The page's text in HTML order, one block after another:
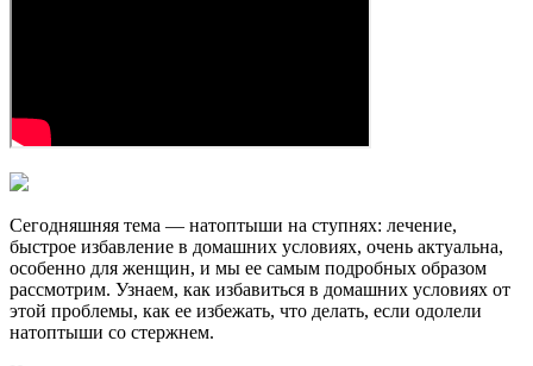
Сегодняшняя тема — натоптыши на ступнях: лечение,
быстрое избавление в домашних условиях, очень актуальна,
особенно для женщин, и мы ее самым подробных образом
рассмотрим. Узнаем, как избавиться в домашних условиях от
этой проблемы, как ее избежать, что делать, если одолели
натоптыши со стержнем.